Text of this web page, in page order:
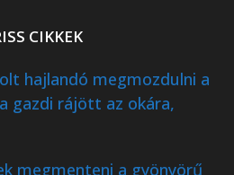
CIKKEK
hajlandó megmozdulni a
gazdi rájött az okára,
megmenteni a gyönyörű